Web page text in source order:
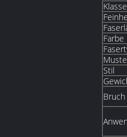
Klasse
Farbe
Stil
Bruch